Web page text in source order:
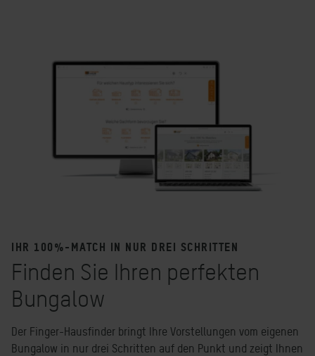
IHR 100%-MATCH IN NUR DREI SCHRITTEN
Finden Sie Ihren perfekten
Bungalow
Der Finger-Hausfinder bringt Ihre Vorstellungen vom eigenen
Bungalow in nur drei Schritten auf den Punkt und zeigt Ihnen